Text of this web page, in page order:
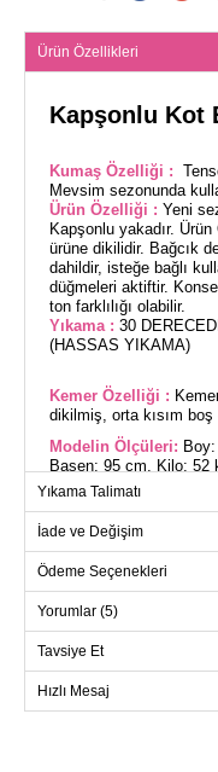
Ürün Özellikleri
Kapşonlu Kot
Kumaş Özelliği :
Mevsim sezonunda
Ürün Özelliği : Yeni
Kapşonlu yakadır.
ürüne dikilidir. Bağcık
dahildir, isteğe bağlı
düğmeleri aktiftir.
ton farklılığı olabilir.
Yıkama : 30
(HASSAS YIKAMA)
Kemer Özelliği :
dikilmiş, orta kısım boş
Modelin Ölçüleri:
Basen: 95 cm, Kilo: 52
(Modelin üzerindeki
Kapşonlu Kot Elbise,
yıkama imkanı ile uzun
kumaşın mükemmel
yapısı ve ön düğmeli
bölgesini vurgulayan
çıkarılabilir, ve
Üründe bulunan cepler
Beden
Yıkama Talimatı
İade ve Değişim
Ödeme Seçenekleri
Yorumlar (5)
Tavsiye Et
Hızlı Mesaj